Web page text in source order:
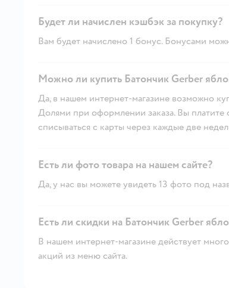
Будет ли начислен кэшбэк за покупку?
Вам будет начислено 1 бонус. Бонусами
Можно ли купить Батончик Gerber
Да, в нашем интернет-магазине возможно
Долями при оформлении заказа. Вы платите
списываться с карты через каждые две
Есть ли фото товара на нашем сайте?
Да, у нас вы можете увидеть 13 фото под
Есть ли скидки на Батончик Gerber
В нашем интернет-магазине действует
акций из меню сайта.